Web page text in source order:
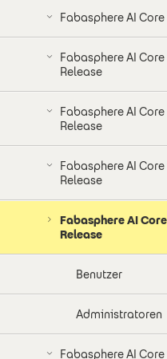
Fabasphere AI
Fabasphere AI
Release
Fabasphere AI
Release
Fabasphere AI
Release
Fabasphere AI
Release
Benutzer
Administratoren
Fabasphere AI